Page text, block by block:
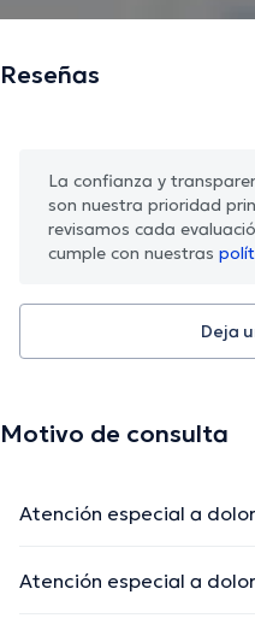
Reseñas
La confianza y
son nuestra prioridad
revisamos cada
cumple con nuestras
Deja
Motivo de consulta
Atención especial a
Atención especial a